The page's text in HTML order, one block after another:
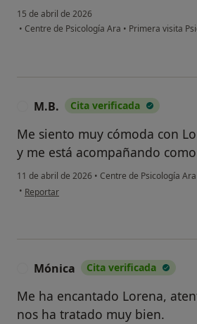
15 de abril de 2026
• Centre de Psicología Ara • Primera visita
M.B. Cita verificada
Me siento muy cómoda con
y me está acompañando
11 de abril de 2026 • Centre de Psicología Ara
• en opinión del usuario M.B.
Reportar
Mónica Cita verificada
Me ha encantado Lorena,
nos ha tratado muy bien.